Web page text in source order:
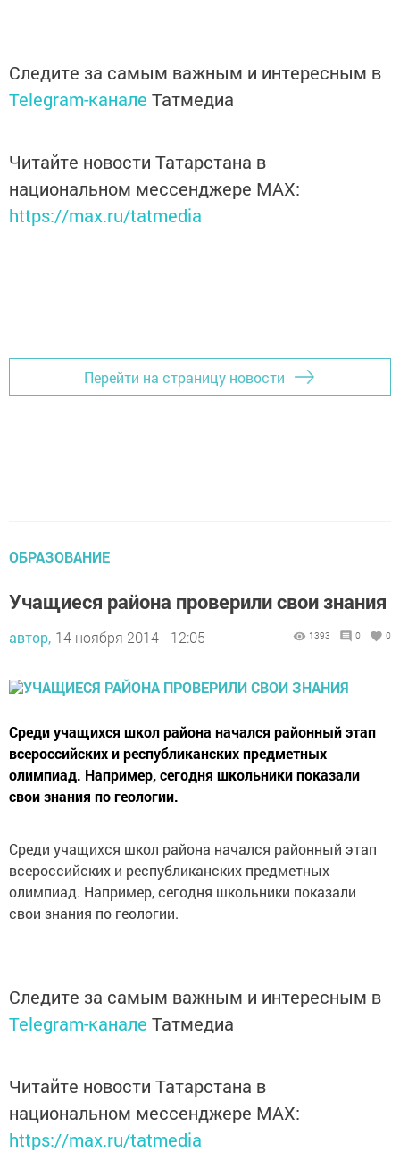
Следите за самым важным и интересным в
Telegram-канале Татмедиа
Читайте новости Татарстана в
национальном мессенджере MАХ:
https://max.ru/tatmedia
Перейти на страницу новости
ОБРАЗОВАНИЕ
Учащиеся района проверили свои знания
автор, 14 ноября 2014 - 12:05 1393 0 0
Среди учащихся школ района начался районный этап
всероссийских и республиканских предметных
олимпиад. Например, сегодня школьники показали
свои знания по геологии.
Среди учащихся школ района начался районный этап
всероссийских и республиканских предметных
олимпиад. Например, сегодня школьники показали
свои знания по геологии.
Следите за самым важным и интересным в
Telegram-канале Татмедиа
Читайте новости Татарстана в
национальном мессенджере MАХ:
https://max.ru/tatmedia